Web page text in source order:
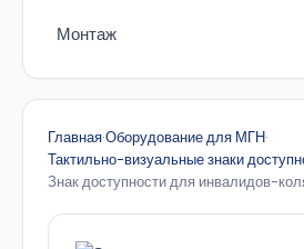
Монтаж
Главная·Оборудование для МГН·
Тактильно-визуальные знаки
Знак доступности для инвалидов-